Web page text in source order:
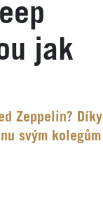
jak
Zeppelin? Díky
svým kolegům